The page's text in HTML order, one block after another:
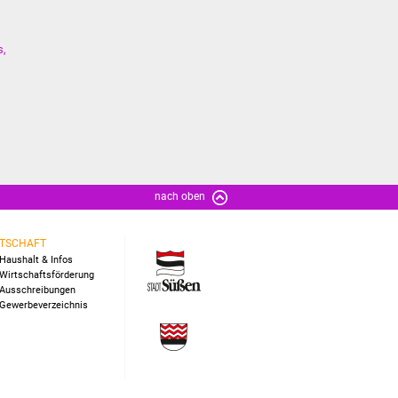
nach oben
Haushalt & Infos
Wirtschaftsförderung
Ausschreibungen
Gewerbeverzeichnis